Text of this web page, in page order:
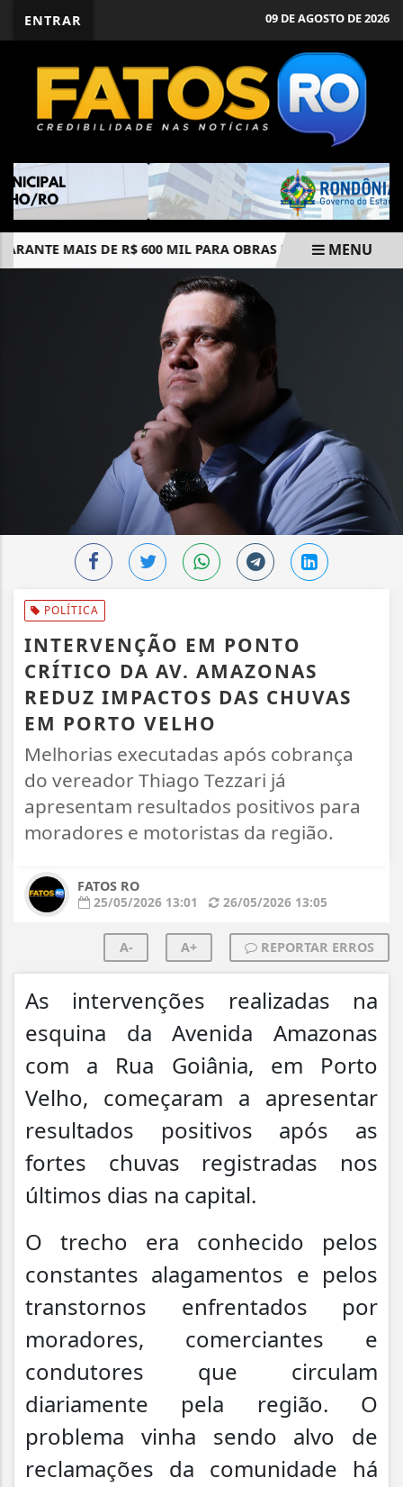
ENTRAR 09 DE AGOSTO DE 2026
MAIS DE R$ 600 MIL PARA OBRAS DE AMPLIAÇÃO NO 5º
MENU
POLÍTICA
INTERVENÇÃO EM PONTO
CRÍTICO DA AV. AMAZONAS
REDUZ IMPACTOS DAS CHUVAS
EM PORTO VELHO
Melhorias executadas após cobrança
do vereador Thiago Tezzari já
apresentam resultados positivos para
moradores e motoristas da região.
FATOS RO
25/05/2026 13:01
26/05/2026 13:05
A- A+ REPORTAR ERROS
As intervenções realizadas na
esquina da Avenida Amazonas
com a Rua Goiânia, em Porto
Velho, começaram a apresentar
resultados positivos após as
fortes chuvas registradas nos
últimos dias na capital.
O trecho era conhecido pelos
constantes alagamentos e pelos
transtornos enfrentados por
moradores, comerciantes e
condutores que circulam
diariamente pela região. O
problema vinha sendo alvo de
reclamações da comunidade há